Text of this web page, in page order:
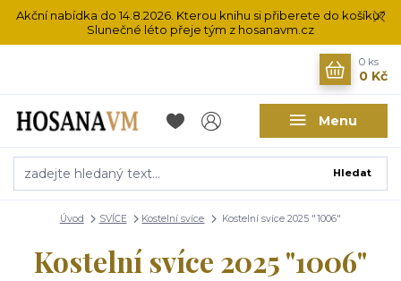
Akční nabídka do 14.8.2026. Kterou knihu si přiberete do košíku?
Slunečné léto přeje tým z hosanavm.cz
Menu
Hledat
0 ks
0 Kč
Úvod SVÍCE Kostelní svíce Kostelní svíce 2025 "1006"
Kostelní svíce 2025 "1006"